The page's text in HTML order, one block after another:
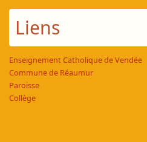
Liens
Enseignement Catholique de Vendée
Commune de Réaumur
Paroisse
Collège